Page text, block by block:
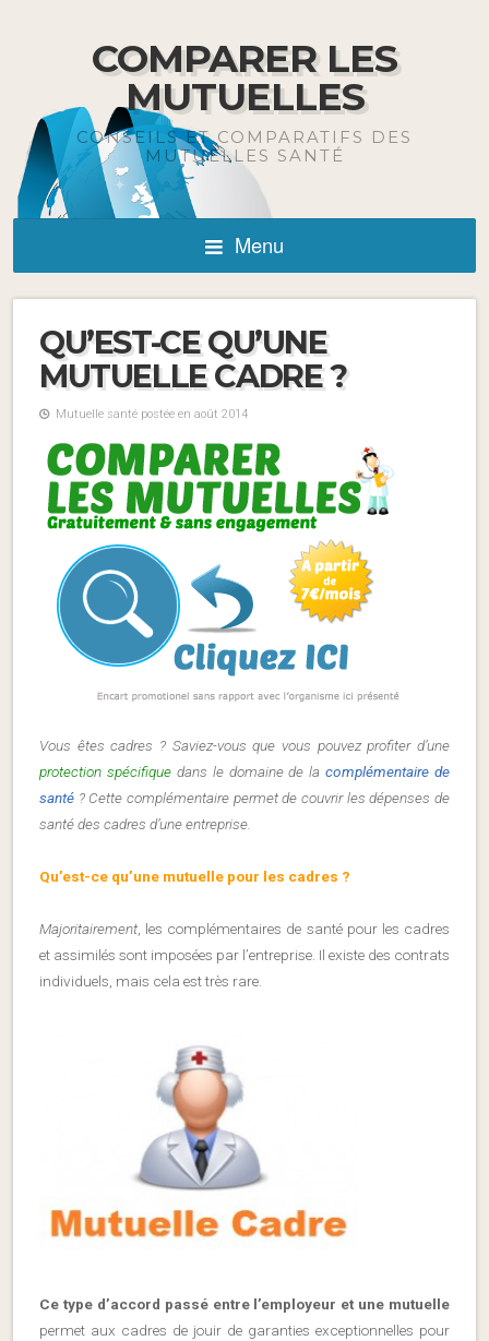
COMPARER LES
MUTUELLES
CONSEILS ET COMPARATIFS DES
MUTUELLES SANTÉ
Menu
QU’EST-CE QU’UNE
MUTUELLE CADRE ?
Mutuelle santé postée en août 2014
Vous êtes cadres ? Saviez-vous que vous pouvez profiter d’une
protection spécifiquedans le domaine de lacomplémentaire de
santé ? Cette complémentaire permet de couvrir les dépenses de
santé des cadres d’une entreprise.
Qu’est-ce qu’une mutuelle pour les cadres ?
Majoritairement , les complémentaires de santé pour les cadres
et assimilés sont imposées par l’entreprise. Il existe des contrats
individuels, mais cela est très rare.
Ce type d’accord passé entre l’employeur et une mutuelle
permet aux cadres de jouir de garanties exceptionnelles pour